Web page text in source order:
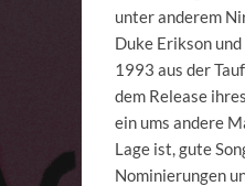
unter anderem
Duke Erikson
1993 aus der
dem Release
ein ums andere
Lage ist, gute
Nominierungen